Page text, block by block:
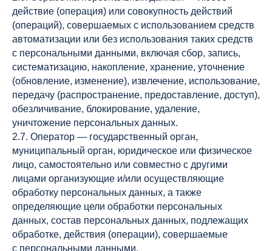
действие (операция) или совокупность действий
(операций), совершаемых с использованием средств
автоматизации или без использования таких средств
с персональными данными, включая сбор, запись,
систематизацию, накопление, хранение, уточнение
(обновление, изменение), извлечение, использование,
передачу (распространение, предоставление, доступ),
обезличивание, блокирование, удаление,
уничтожение персональных данных.
2.7. Оператор — государственный орган,
муниципальный орган, юридическое или физическое
лицо, самостоятельно или совместно с другими
лицами организующие и/или осуществляющие
обработку персональных данных, а также
определяющие цели обработки персональных
данных, состав персональных данных, подлежащих
обработке, действия (операции), совершаемые
с персональными данными.